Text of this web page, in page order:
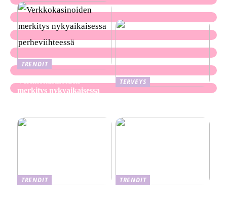
TRENDIT
merkitys nykyaikaisessa
TERVEYS
TRENDIT
TRENDIT